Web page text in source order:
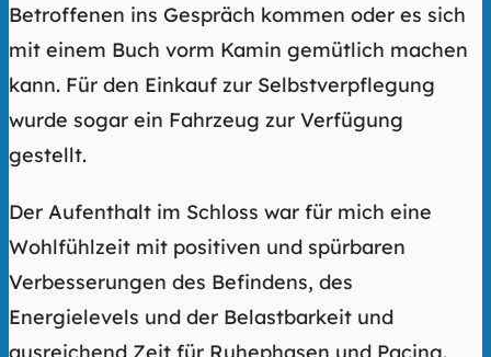
Betroffenen ins Gespräch kommen oder es sich
mit einem Buch vorm Kamin gemütlich machen
kann. Für den Einkauf zur Selbstverpflegung
wurde sogar ein Fahrzeug zur Verfügung
gestellt.
Der Aufenthalt im Schloss war für mich eine
Wohlfühlzeit mit positiven und spürbaren
Verbesserungen des Befindens, des
Energielevels und der Belastbarkeit und
ausreichend Zeit für Ruhephasen und Pacing.